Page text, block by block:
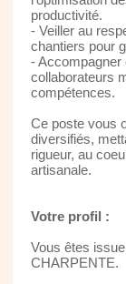
productivité.
- Veiller au
chantiers pour
- Accompagner
collaborateurs
compétences.
Ce poste vous
diversifiés,
rigueur, au
artisanale.
Votre profil :
Vous êtes
CHARPENTE.